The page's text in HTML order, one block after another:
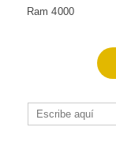
Ram 4000
Buscar: